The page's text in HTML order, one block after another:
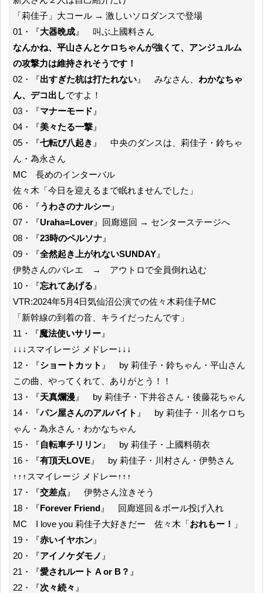
「莉佳子」大コール → 激しいソロダンスで登場
01・『大器晩成 』 叫ぶ上國料さん
なんかね、平山さんとケロちゃんが強くて、アンジュルム
の攻撃力は維持されそうです！
02・『出すぎた杭は打たれない 』 みなさん、 わかなちゃ
ん、デコ出しですよ！
03・『マナーモード 』
04・『美々たる一撃 』
05・『七転び八起き 』 中央のダンスは、莉佳子・鈴ちゃ
ん・為永さん
MC 長めのインターバル
佐々木「今日を迎えるまで眠れませんでした」
06・『うわさのナルシー 』
07・『Uraha=Lover 』回廊巡回 → センターステージへ
08・『23時のペルソナ 』
09・『全然起き上がれないSUNDAY 』
伊勢さんのバレエ → アウトロで全員倒れ込む
10・『忘れてあげる 』
VTR:2024年5月4日気仙沼公演での佐々木莉佳子MC
「新幹線の到着の音、キライだったんです」
11・『魔法使いサリー 』
↓↓↓スマイレージ メドレー↓↓↓
12・『ショートカット 』 by 莉佳子・鈴ちゃん・平山さん
この曲、やってくれて、ありがとう！！
13・『天真爛漫 』 by 莉佳子・下井谷さん・後藤花ちゃん
14・『パン屋さんのアルバイト 』 by 莉佳子・川名ケロち
ゃん・為永さん・わかなちゃん
15・『自転車チリリン 』 by 莉佳子・上國料萌衣
16・『有頂天LOVE 』 by 莉佳子・川村さん・伊勢さん
↑↑↑スマイレージ メドレー↑↑↑
17・『交差点 』 伊勢さん泣きそう
18・『Forever Friend 』 回廊巡回＆ボール投げ入れ
MC I love you 莉佳子大好きだー 佐々木「おれもー！
」
19・『赤いイヤホン 』
20・『アイノケダモノ 』
21・『愛されルート A or B？ 』
22・『次々続々 』